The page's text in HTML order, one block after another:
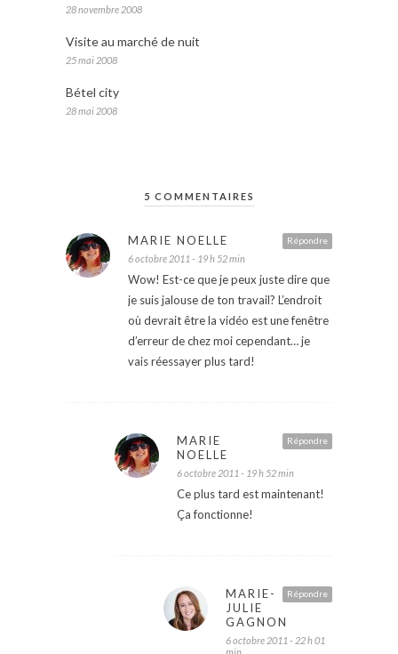
28 novembre 2008
Visite au marché de nuit
25 mai 2008
Bétel city
28 mai 2008
5 COMMENTAIRES
Répondre
MARIE NOELLE
6 octobre 2011 - 19 h 52 min
Wow! Est-ce que je peux juste dire que
je suis jalouse de ton travail? L’endroit
où devrait être la vidéo est une fenêtre
d’erreur de chez moi cependant… je
vais réessayer plus tard!
Répondre
MARIE
NOELLE
6 octobre 2011 - 19 h 52 min
Ce plus tard est maintenant!
Ça fonctionne!
Répondre
MARIE-
JULIE
GAGNON
6 octobre 2011 - 22 h 01